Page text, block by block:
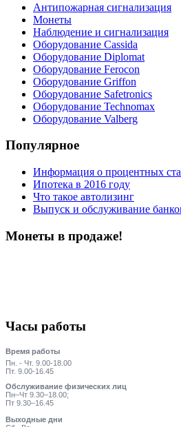
Антипожарная сигнализация
Монеты
Наблюдение и сигнализация
Оборудование Cassida
Оборудование Diplomat
Оборудование Ferocon
Оборудование Griffon
Оборудование Safetronics
Оборудование Technomax
Оборудование Valberg
Популярное
Информация о процентных
Ипотека в 2016 году
Что такое автолизинг
Выпуск и обслуживание
Монеты в продаже!
Часы работы
Время работы
Пн. - Чт. 9.00-18.00
Пт. 9.00-16.45
Обслуживание физических лиц
Пн–Чт 9.30–18.00;
Пт 9.30–16.45
Выходные дни